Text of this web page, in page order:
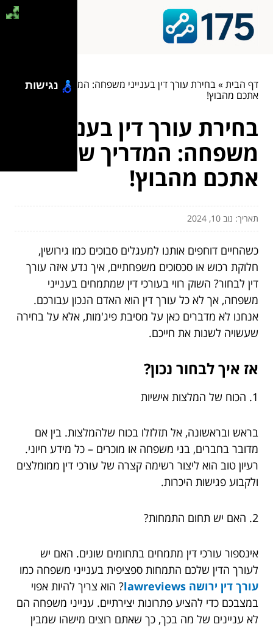
דף הבית»בחירת עורך דין בענייני משפחה: המדריך שיחלץ
אתכם מהבוץ!
בחירת עורך דין בענייני
משפחה: המדריך שיחלץ
אתכם מהבוץ!
תאריך: נוב 10, 2024
כשהחיים דוחפים אותנו למעגלים סבוכים כמו גירושין,
חלוקת רכוש או סכסוכים משפחתיים, איך נדע איזה עורך
דין לבחור? השוק רווי בעורכי דין שמתמחים בענייני
משפחה, אך לא כל עורך דין הוא האדם הנכון עבורכם.
אנחנו לא מדברים כאן על מסיבת פיג'מות, אלא על בחירה
שעשויה לשנות את חייכם.
אז איך לבחור נכון?
1. הכוח של המלצות אישיות
בראש ובראשונה, אל תזלזלו בכוח שלהמלצות. בין אם
מדובר בחברים, בני משפחה או מוכרים – כל מידע חיוני.
רעיון טוב הוא ליצור רשימה קצרה של עורכי דין ממומלצים
ולקבוע פגישות היכרות.
2. האם יש תחום התמחות?
אינספור עורכי דין מתמחים בתחומים שונים. האם יש
לעורך הדין שלכם התמחות ספציפית בענייני משפחה כמו
עורך דין ירושה lawreviews
? הוא צריך להיות אפוי
במצבכם כדי להציע פתרונות יצירתיים. ענייני משפחה הם
לא עניינים של מה בכך, כך שאתם רוצים מישהו שמבין
נגישות